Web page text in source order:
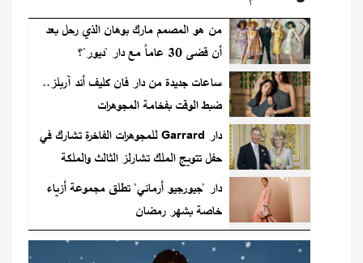
من هو المصمم مارك بوهان الذي رحل بعد
أن قضى 30 عاماً مع دار "ديور"؟
ساعات جديدة من دار فان كليف أند آربلز..
ضبط الوقت بفخامة المجوهرات
دار Garrard للمجوهرات الفاخرة تشارك في
حفل تتويج الملك تشارلز الثالث والملكة
كاميليا
دار "جيورجيو أرماني" تطلق مجموعة أزياء
خاصة بشهر رمضان